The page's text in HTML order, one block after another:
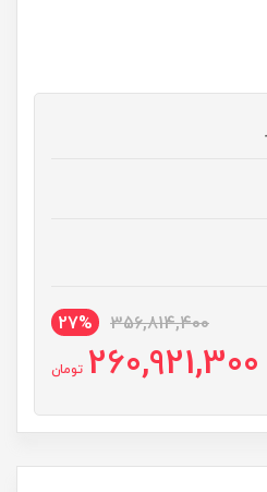
356,814,400
27%
260,921,300 تومان